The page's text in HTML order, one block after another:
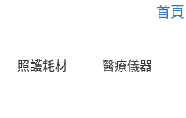
首頁
照護耗材 醫療儀器